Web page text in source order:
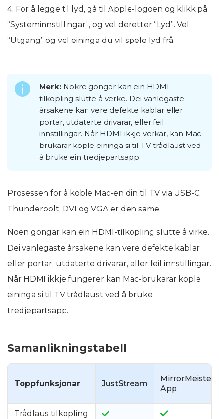
4. For å legge til lyd, gå til Apple-logoen og klikk på
“Systeminnstillingar”, og vel deretter “Lyd”. Vel
“Utgang” og vel eininga du vil spele lyd frå.
Merk: Nokre gonger kan ein HDMI-
tilkopling slutte å verke. Dei vanlegaste
årsakene kan vere defekte kablar eller
portar, utdaterte drivarar, eller feil
innstillingar. Når HDMI ikkje verkar, kan Mac-
brukarar kople eininga si til TV trådlaust ved
å bruke ein tredjepartsapp.
Prosessen for å koble Mac-en din til TV via USB-C,
Thunderbolt, DVI og VGA er den same.
Noen gongar kan ein HDMI-tilkopling slutte å virke.
Dei vanlegaste årsakene kan vere defekte kablar
eller portar, utdaterte drivarar, eller feil innstillingar.
Når HDMI ikkje fungerer kan Mac-brukarar kople
eininga si til TV trådlaust ved å bruke
tredjepartsapp.
Samanlikningstabell
Toppfunksjonar JustStream
MirrorMeister
App
Trådlaus tilkopling